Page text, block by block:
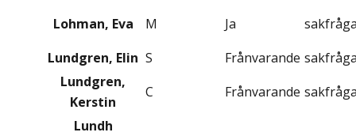
Lohman, Eva
M Ja
Lundgren, Elin S Frånvarande
Lundgren,
Kerstin
C Frånvarande
Lundh